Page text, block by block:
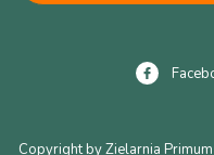
Copyright by Zielarnia